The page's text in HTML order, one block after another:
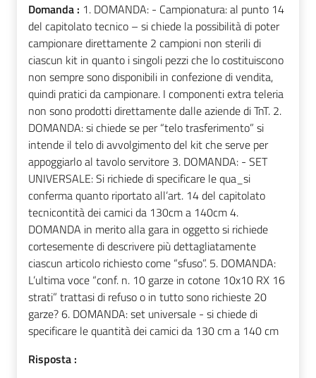
Domanda : 1. DOMANDA: - Campionatura: al punto 14
del capitolato tecnico – si chiede la possibilità di poter
campionare direttamente 2 campioni non sterili di
ciascun kit in quanto i singoli pezzi che lo costituiscono
non sempre sono disponibili in confezione di vendita,
quindi pratici da campionare. I componenti extra teleria
non sono prodotti direttamente dalle aziende di TnT. 2.
DOMANDA: si chiede se per “telo trasferimento” si
intende il telo di avvolgimento del kit che serve per
appoggiarlo al tavolo servitore 3. DOMANDA: - SET
UNIVERSALE: Si richiede di specificare le qua_si
conferma quanto riportato all’art. 14 del capitolato
tecnicontità dei camici da 130cm a 140cm 4.
DOMANDA in merito alla gara in oggetto si richiede
cortesemente di descrivere più dettagliatamente
ciascun articolo richiesto come “sfuso”. 5. DOMANDA:
L’ultima voce “conf. n. 10 garze in cotone 10x10 RX 16
strati” trattasi di refuso o in tutto sono richieste 20
garze? 6. DOMANDA: set universale - si chiede di
specificare le quantità dei camici da 130 cm a 140 cm
Risposta :